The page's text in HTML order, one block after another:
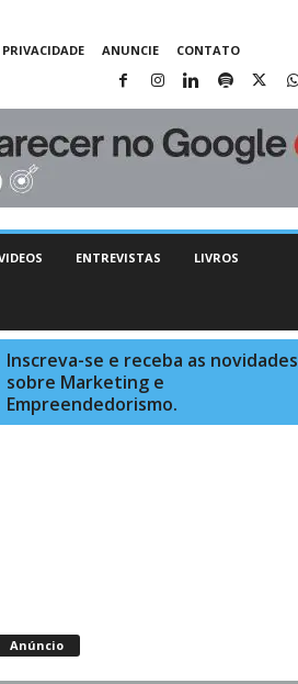
ANUNCIE CONTATO
ENTREVISTAS LIVROS
Inscreva-se e receba as novidades
sobre Marketing e
Empreendedorismo.
Anúncio